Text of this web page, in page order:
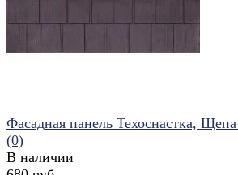
Фасадная панель Техоснастка,
(0)
В наличии